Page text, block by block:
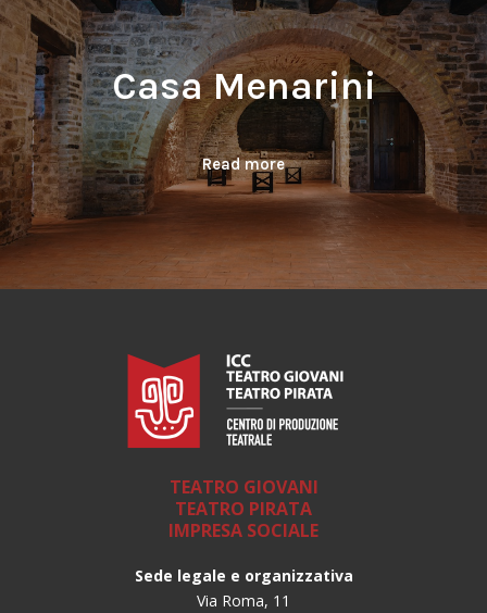
Casa Menarini
Read more
TEATRO GIOVANI
TEATRO PIRATA
IMPRESA SOCIALE
Sede legale e organizzativa
Via Roma, 11